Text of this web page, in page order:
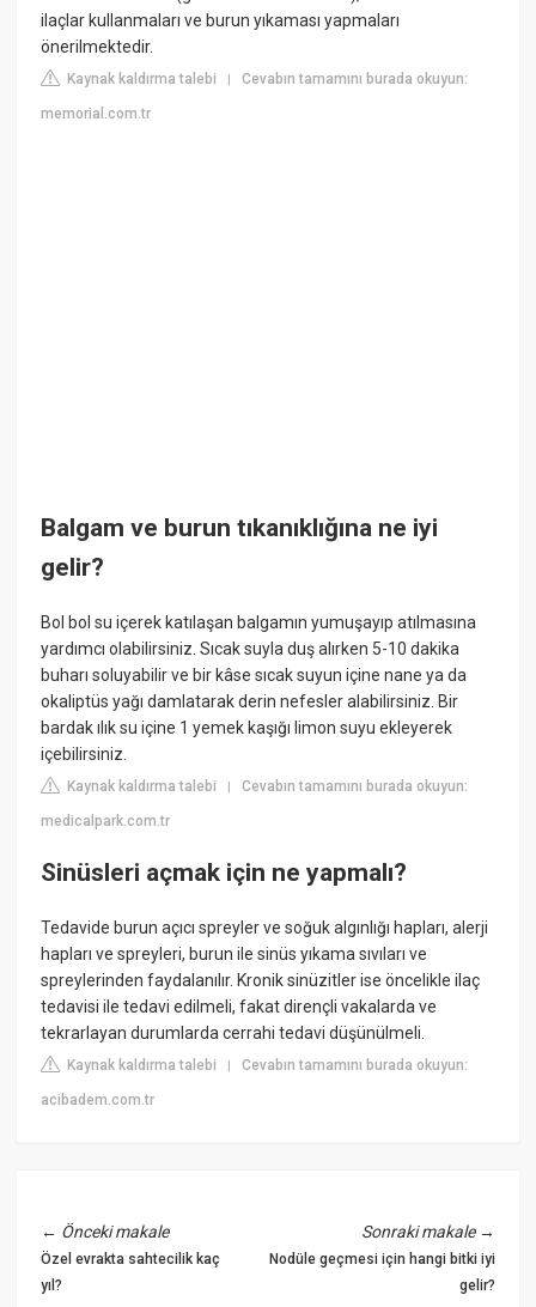
ilaçlar kullanmaları ve burun yıkaması yapmaları
önerilmektedir.
Kaynak kaldırma talebi |Cevabın tamamını burada okuyun:
memorial.com.tr
Balgam ve burun tıkanıklığına ne iyi
gelir?
Bol bol su içerek katılaşan balgamın yumuşayıp atılmasına
yardımcı olabilirsiniz. Sıcak suyla duş alırken 5-10 dakika
buharı soluyabilir ve bir kâse sıcak suyun içine nane ya da
okaliptüs yağı damlatarak derin nefesler alabilirsiniz. Bir
bardak ılık su içine 1 yemek kaşığı limon suyu ekleyerek
içebilirsiniz.
Kaynak kaldırma talebi |Cevabın tamamını burada okuyun:
medicalpark.com.tr
Sinüsleri açmak için ne yapmalı?
Tedavide burun açıcı spreyler ve soğuk algınlığı hapları, alerji
hapları ve spreyleri, burun ile sinüs yıkama sıvıları ve
spreylerinden faydalanılır. Kronik sinüzitler ise öncelikle ilaç
tedavisi ile tedavi edilmeli, fakat dirençli vakalarda ve
tekrarlayan durumlarda cerrahi tedavi düşünülmeli.
Kaynak kaldırma talebi |Cevabın tamamını burada okuyun:
acibadem.com.tr
← Önceki makale
Özel evrakta sahtecilik kaç
yıl?
Sonraki makale→
Nodüle geçmesi için hangi bitki iyi
gelir?